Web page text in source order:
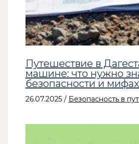
Путешествие в
машине: что нужно
безопасности и мифах
26.07.2025 / Безопасность в